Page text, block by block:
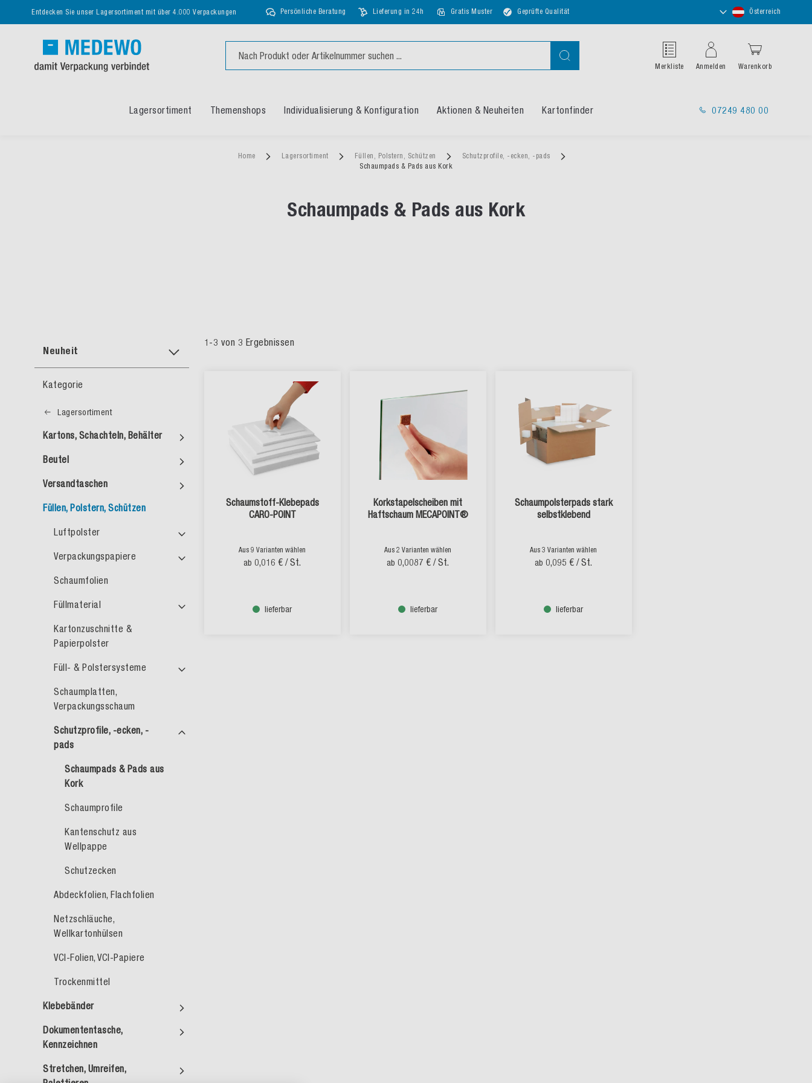
Entdecken Sie unser Lagersortiment mit über 4.000 Verpackungen Persönliche Beratung Lieferung in 24h Gratis Muster Geprüfte Qualität
Store
auswählen
Österreich
Suche
Merkliste Anmelden Warenkorb
Lagersortiment Themenshops Individualisierung & Konfiguration Aktionen & Neuheiten Kartonfinder 07249 480 00
Home Lagersortiment Füllen, Polstern, Schützen
Schutzprofile, -ecken, -pads
Schaumpads & Pads aus Kork
Schaumpads & Pads aus Kork
1 -3 von 3 Ergebnissen
Schaumstoff-Klebepads
CARO-POINT
Aus 9 Varianten wählen
ab 0,016 € / St.
lieferbar
Korkstapelscheiben mit
Haftschaum MECAPOINT®
Aus 2 Varianten wählen
ab 0,0087 € / St.
lieferbar
Schaumpolsterpads stark
selbstklebend
Aus 3 Varianten wählen
ab 0,095 € / St.
lieferbar
Kategorie
Lagersortiment
Kartons, Schachteln, Behälter
Beutel
Versandtaschen
Füllen, Polstern, Schützen
Luftpolster
Verpackungspapiere
Schaumfolien
Füllmaterial
Kartonzuschnitte &
Papierpolster
Füll- & Polstersysteme
Schaumplatten,
Verpackungsschaum
Schutzprofile, -ecken, -
pads
Schaumprofile
Kantenschutz aus
Wellpappe
Schutzecken
Schaumpads & Pads aus
Kork
Abdeckfolien, Flachfolien
Netzschläuche,
Wellkartonhülsen
VCI-Folien, VCI-Papiere
Trockenmittel
Klebebänder
Dokumententasche,
Kennzeichnen
Stretchen, Umreifen,
Neuheit